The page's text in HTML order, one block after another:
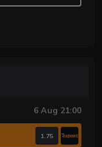
6 Aug 21:00
1.75